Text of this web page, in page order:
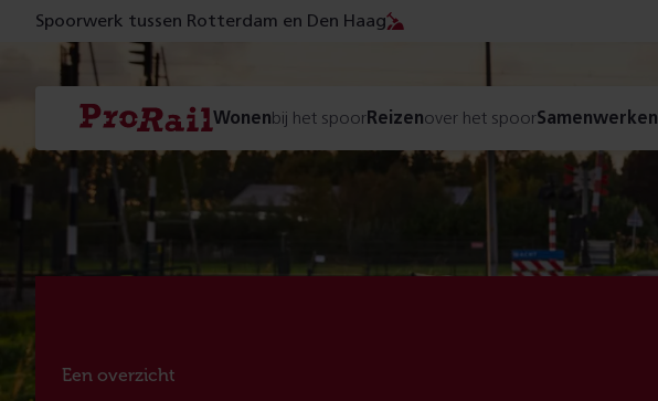
Spoorwerk tussen Rotterdam en Den Haag
Navigatie
Homepage
ProRail
Wonenbij het spoorReizenover het spoorSamenwerken
Een overzicht